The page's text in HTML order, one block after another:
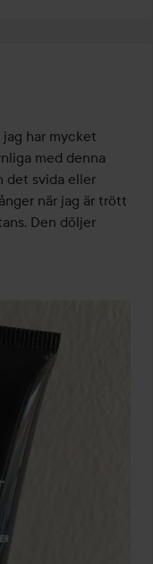
har mycket
med denna
det svida eller
när jag är trött
Den döljer